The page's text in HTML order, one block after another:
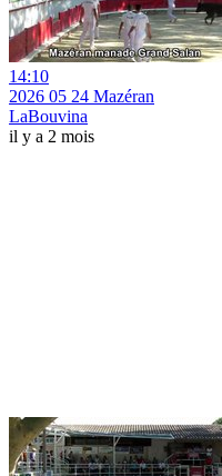
14:10
2026 05 24 Mazéran
LaBouvina
il y a 2 mois